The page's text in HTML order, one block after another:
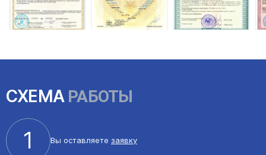
СХЕМА РАБОТЫ
1 Вы оставляете заявку